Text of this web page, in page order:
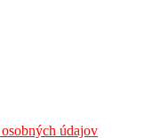
údajov